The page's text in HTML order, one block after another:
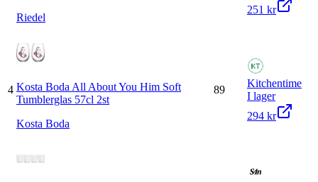
Riedel
251 kr
4 Kosta Boda All About You Him Soft
Tumblerglas 57cl 2st
Kosta Boda
89
Kitchentime
I lager
294 kr